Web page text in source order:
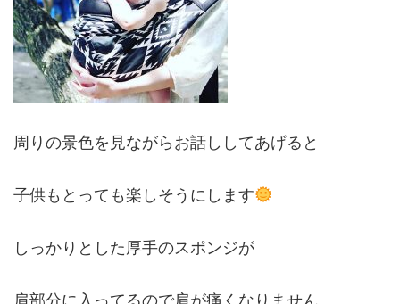
周りの景色を見ながらお話ししてあげると
子供もとっても楽しそうにします
しっかりとした厚手のスポンジが
肩部分に入ってるので肩が痛くなりません